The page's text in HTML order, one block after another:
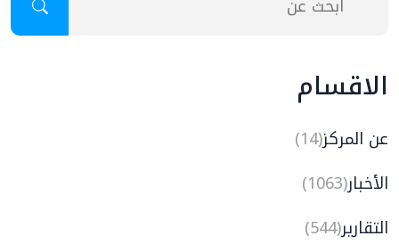
الاقسام
عن المركز(14)
الأخبار(1063)
التقارير(544)